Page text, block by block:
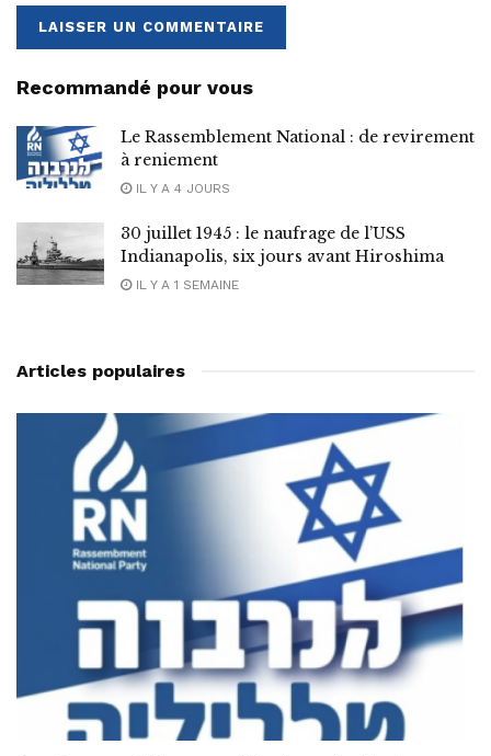
Recommandé pour vous
Le Rassemblement National : de revirement
à reniement
IL Y A 4 JOURS
30 juillet 1945 : le naufrage de l’USS
Indianapolis, six jours avant Hiroshima
IL Y A 1 SEMAINE
Articles populaires